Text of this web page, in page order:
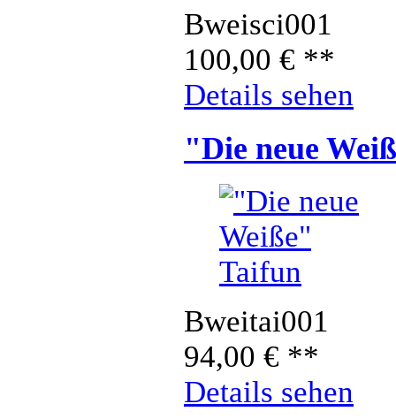
Bweisci001
100,00 € **
Details sehen
"Die neue
Bweitai001
94,00 € **
Details sehen